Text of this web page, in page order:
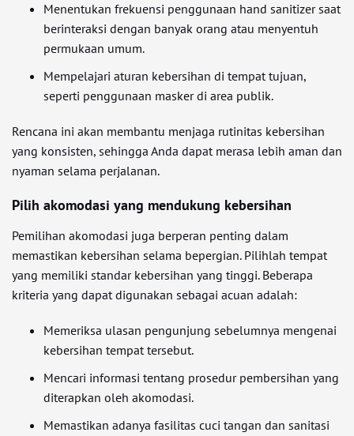
Menentukan frekuensi penggunaan hand sanitizer saat
berinteraksi dengan banyak orang atau menyentuh
permukaan umum.
Mempelajari aturan kebersihan di tempat tujuan,
seperti penggunaan masker di area publik.
Rencana ini akan membantu menjaga rutinitas kebersihan
yang konsisten, sehingga Anda dapat merasa lebih aman dan
nyaman selama perjalanan.
Pilih akomodasi yang mendukung kebersihan
Pemilihan akomodasi juga berperan penting dalam
memastikan kebersihan selama bepergian. Pilihlah tempat
yang memiliki standar kebersihan yang tinggi. Beberapa
kriteria yang dapat digunakan sebagai acuan adalah:
Memeriksa ulasan pengunjung sebelumnya mengenai
kebersihan tempat tersebut.
Mencari informasi tentang prosedur pembersihan yang
diterapkan oleh akomodasi.
Memastikan adanya fasilitas cuci tangan dan sanitasi